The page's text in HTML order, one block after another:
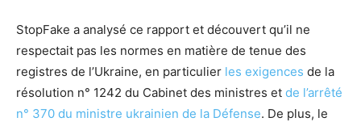
StopFake a analysé ce rapport et découvert qu’il ne
respectait pas les normes en matière de tenue des
registres de l’Ukraine, en particulier les exigences de la
résolution n° 1242 du Cabinet des ministres et de l’arrêté
n° 370 du ministre ukrainien de la Défense. De plus, le